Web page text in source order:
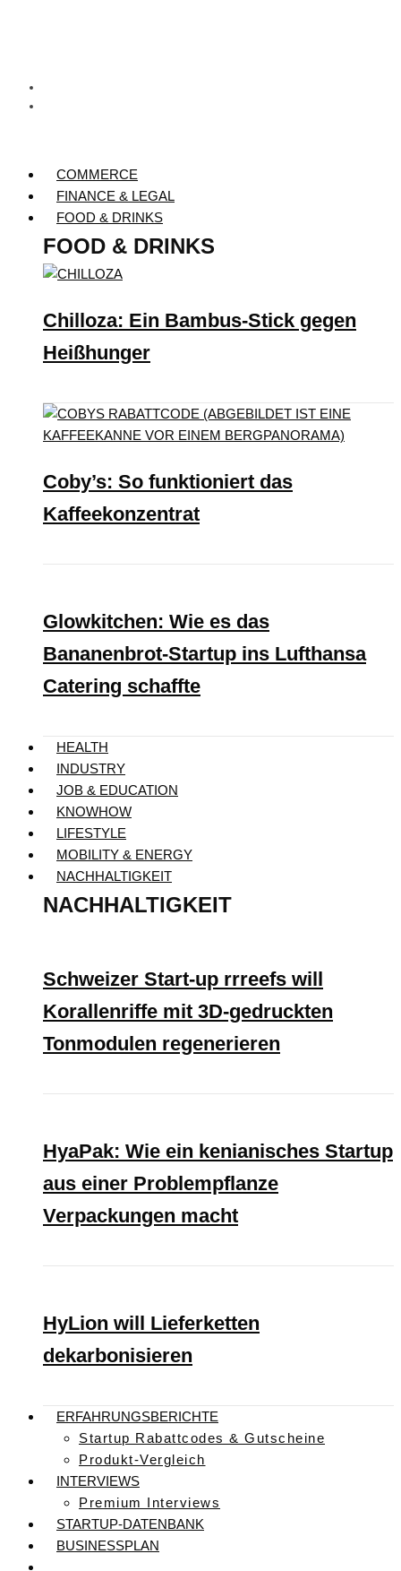
COMMERCE
FINANCE & LEGAL
FOOD & DRINKS
FOOD & DRINKS
Chilloza: Ein Bambus-Stick gegen
Heißhunger
Coby’s: So funktioniert das
Kaffeekonzentrat
Glowkitchen: Wie es das
Bananenbrot-Startup ins Lufthansa
Catering schaffte
HEALTH
INDUSTRY
JOB & EDUCATION
KNOWHOW
LIFESTYLE
MOBILITY & ENERGY
NACHHALTIGKEIT
NACHHALTIGKEIT
Schweizer Start-up rrreefs will
Korallenriffe mit 3D-gedruckten
Tonmodulen regenerieren
HyaPak: Wie ein kenianisches Startup
aus einer Problempflanze
Verpackungen macht
HyLion will Lieferketten
dekarbonisieren
ERFAHRUNGSBERICHTE
Startup Rabattcodes & Gutscheine
Produkt-Vergleich
INTERVIEWS
Premium Interviews
STARTUP-DATENBANK
BUSINESSPLAN